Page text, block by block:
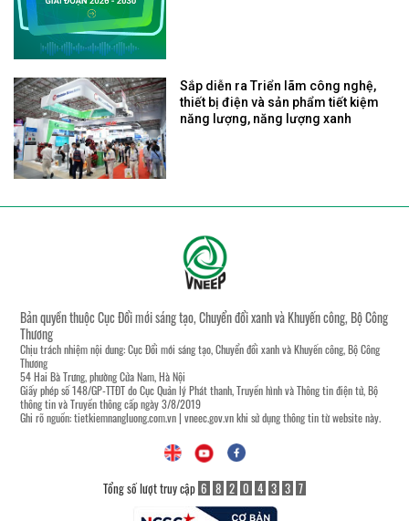
Sắp diễn ra Triển lãm công nghệ,
thiết bị điện và sản phẩm tiết kiệm
năng lượng, năng lượng xanh
Bản quyền thuộc Cục Đổi mới sáng tạo, Chuyển đổi xanh và Khuyến công, Bộ Công
Thương
Chịu trách nhiệm nội dung: Cục Đổi mới sáng tạo, Chuyển đổi xanh và Khuyến công, Bộ Công
Thương
54 Hai Bà Trưng, phường Cửa Nam, Hà Nội
Giấy phép số 148/GP-TTĐT do Cục Quản lý Phát thanh, Truyền hình và Thông tin điện tử, Bộ
thông tin và Truyền thông cấp ngày 3/8/2019
Ghi rõ nguồn:tietkiemnangluong.com.vn| vneec.gov.vnkhi sử dụng thông tin từ website này.
Tổng số lượt truy cập 6 8 2 0 4 3 3 7